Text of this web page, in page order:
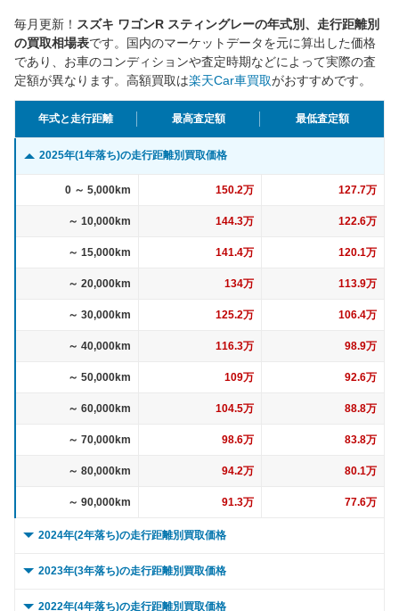
毎月更新！ スズキ ワゴンR スティングレーの年式別、走行距離別
の買取相場表です。国内のマーケットデータを元に算出した価格
であり、お車のコンディションや査定時期などによって実際の査
定額が異なります。高額買取は楽天Car車買取がおすすめです。
年式と走行距離 最高査定額 最低査定額
2025年(1年落ち)の走行距離別買取価格
0 ～ 5,000km 150.2万 127.7万
～ 10,000km 144.3万 122.6万
～ 15,000km 141.4万 120.1万
～ 20,000km 134万 113.9万
～ 30,000km 125.2万 106.4万
～ 40,000km 116.3万 98.9万
～ 50,000km 109万 92.6万
～ 60,000km 104.5万 88.8万
～ 70,000km 98.6万 83.8万
～ 80,000km 94.2万 80.1万
～ 90,000km 91.3万 77.6万
2024年(2年落ち)の走行距離別買取価格
0 ～ 5,000km 123.9万
～ 10,000km 121.5万
2023年(3年落ち)の走行距離別買取価格
0 ～ 5,000km 112.7万
2022年(4年落ち)の走行距離別買取価格